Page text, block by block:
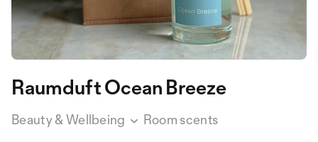
Raumduft Ocean Breeze
Beauty & Wellbeing
Room scents